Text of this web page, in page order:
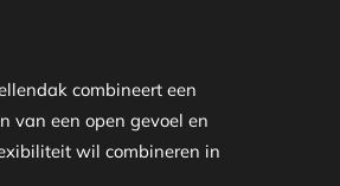
combineert een
van een open gevoel en
wil combineren in